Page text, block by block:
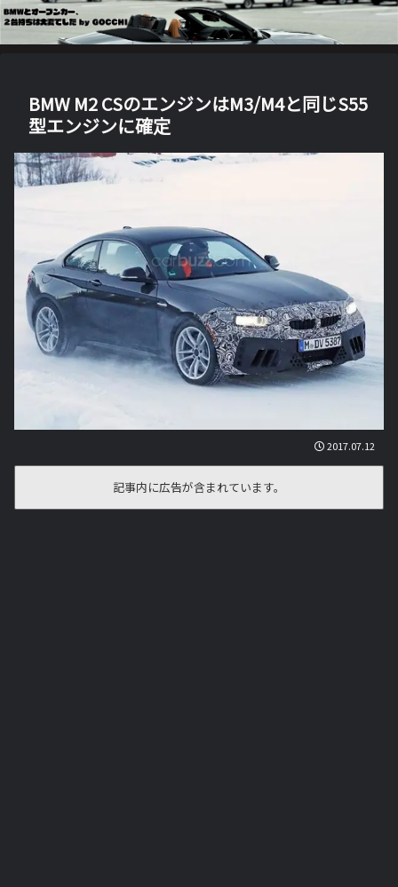
BMW M2 CSのエンジンはM3/M4と同じS55
型エンジンに確定
2017.07.12
記事内に広告が含まれています。